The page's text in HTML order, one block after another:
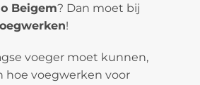
Beigem? Dan moet bij
!
voeger moet kunnen,
hoe voegwerken voor